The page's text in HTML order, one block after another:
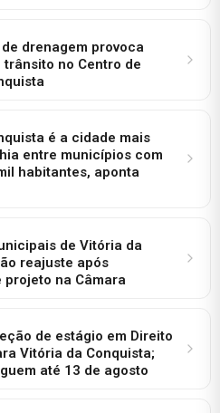
drenagem provoca
trânsito no Centro de
é a cidade mais
entre municípios com
habitantes, aponta
de Vitória da
reajuste após
projeto na Câmara
de estágio em Direito
Vitória da Conquista;
até 13 de agosto